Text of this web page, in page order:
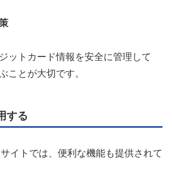
ットカード情報を安全に管理して
ことが大切です。
する
イトでは、便利な機能も提供されて